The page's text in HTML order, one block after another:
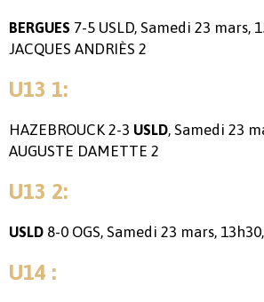
BERGUES 7-5 USLD, Samedi 23 mars,
JACQUES ANDRIÈS 2
U13 1:
HAZEBROUCK 2-3 USLD, Samedi 23
AUGUSTE DAMETTE 2
U13 2:
USLD 8-0 OGS, Samedi 23 mars,
U14 :